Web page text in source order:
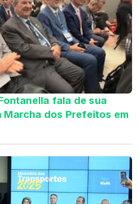
fala de sua
dos Prefeitos em